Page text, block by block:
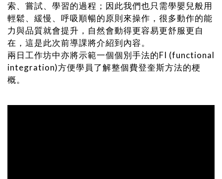
索、嘗試、學習的過程；因此我們也只需學嬰兒般用
輕鬆、緩慢、呼吸順暢的原則來操作，很多動作的能
力與品質就會提升，自然會動得更容易更舒服更自
在，這是此次前導課將介紹到內容。
兩日工作坊中亦將示範一個個別手法的FI (functional
integration)方便學員了解整個費登奎斯方法的梗
概。